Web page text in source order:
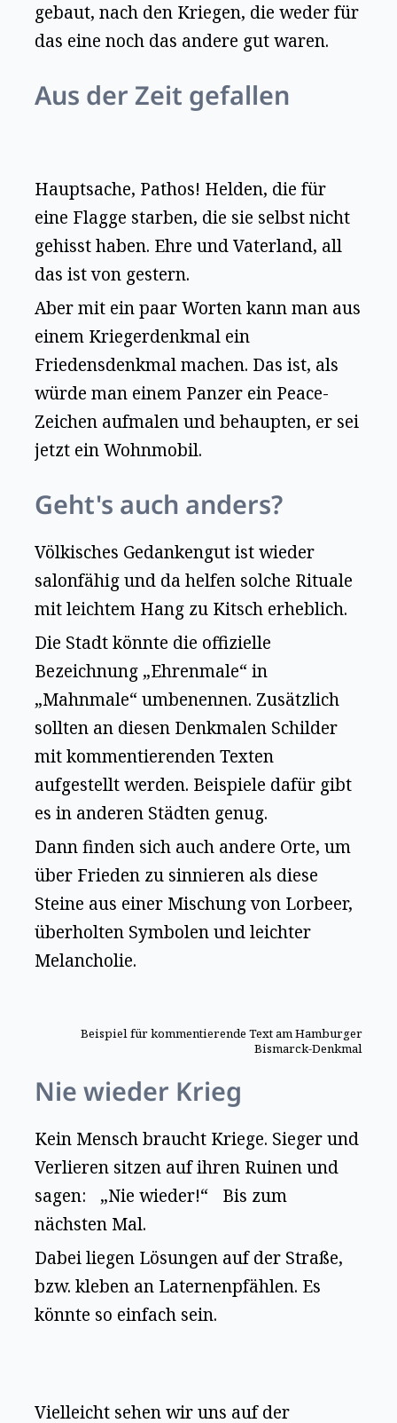
gebaut, nach den Kriegen, die weder für
das eine noch das andere gut waren.
Aus der Zeit gefallen
Hauptsache, Pathos! Helden, die für
eine Flagge starben, die sie selbst nicht
gehisst haben. Ehre und Vaterland, all
das ist von gestern.
Aber mit ein paar Worten kann man aus
einem Kriegerdenkmal ein
Friedensdenkmal machen. Das ist, als
würde man einem Panzer ein Peace-
Zeichen aufmalen und behaupten, er sei
jetzt ein Wohnmobil.
Geht's auch anders?
Völkisches Gedankengut ist wieder
salonfähig und da helfen solche Rituale
mit leichtem Hang zu Kitsch erheblich.
Die Stadt könnte die offizielle
Bezeichnung „Ehrenmale“ in
„Mahnmale“ umbenennen. Zusätzlich
sollten an diesen Denkmalen Schilder
mit kommentierenden Texten
aufgestellt werden. Beispiele dafür gibt
es in anderen Städten genug.
Dann finden sich auch andere Orte, um
über Frieden zu sinnieren als diese
Steine aus einer Mischung von Lorbeer,
überholten Symbolen und leichter
Melancholie.
Beispiel für kommentierende Text am Hamburger
Bismarck-Denkmal
Nie wieder Krieg
Kein Mensch braucht Kriege. Sieger und
Verlieren sitzen auf ihren Ruinen und
sagen: „Nie wieder!“ Bis zum
nächsten Mal.
Dabei liegen Lösungen auf der Straße,
bzw. kleben an Laternenpfählen. Es
könnte so einfach sein.
Vielleicht sehen wir uns auf der